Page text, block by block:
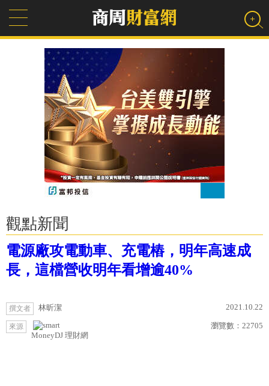
觀點新聞
電源廠攻電動車、充電樁，明年高速成
長，這檔營收明年看增逾40%
撰文者 林昕潔 2021.10.22
來源
MoneyDJ 理財網
瀏覽數： 22705